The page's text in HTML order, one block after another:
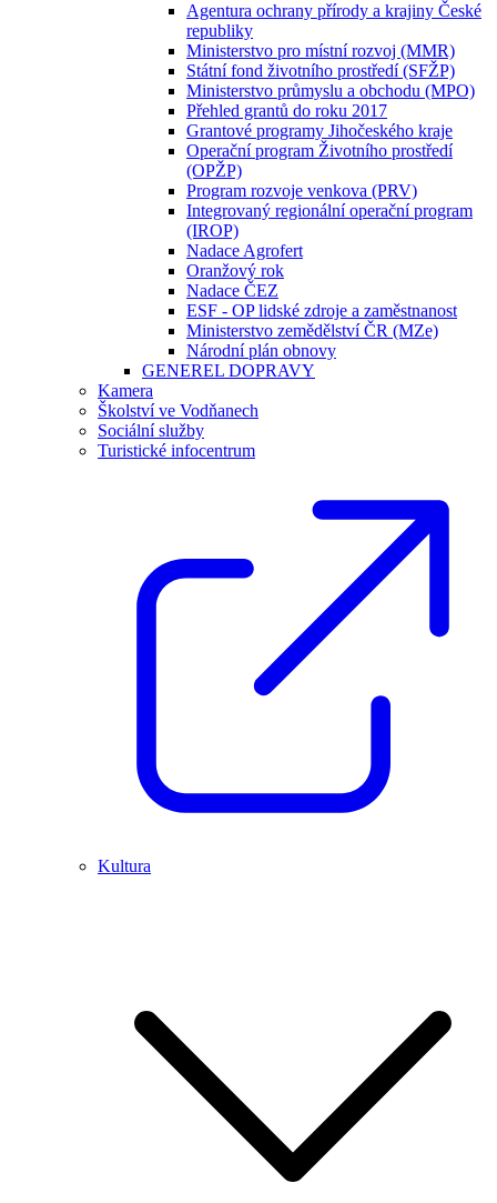
Agentura ochrany přírody a krajiny České
republiky
Ministerstvo pro místní rozvoj (MMR)
Státní fond životního prostředí (SFŽP)
Ministerstvo průmyslu a obchodu (MPO)
Přehled grantů do roku 2017
Grantové programy Jihočeského kraje
Operační program Životního prostředí
(OPŽP)
Program rozvoje venkova (PRV)
Integrovaný regionální operační program
(IROP)
Nadace Agrofert
Oranžový rok
Nadace ČEZ
ESF - OP lidské zdroje a zaměstnanost
Ministerstvo zemědělství ČR (MZe)
Národní plán obnovy
GENEREL DOPRAVY
Kamera
Školství ve Vodňanech
Sociální služby
Turistické infocentrum
Kultura